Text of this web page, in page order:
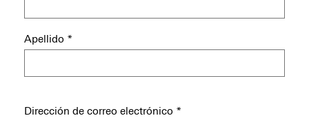
Apellido *
Dirección de correo electrónico *